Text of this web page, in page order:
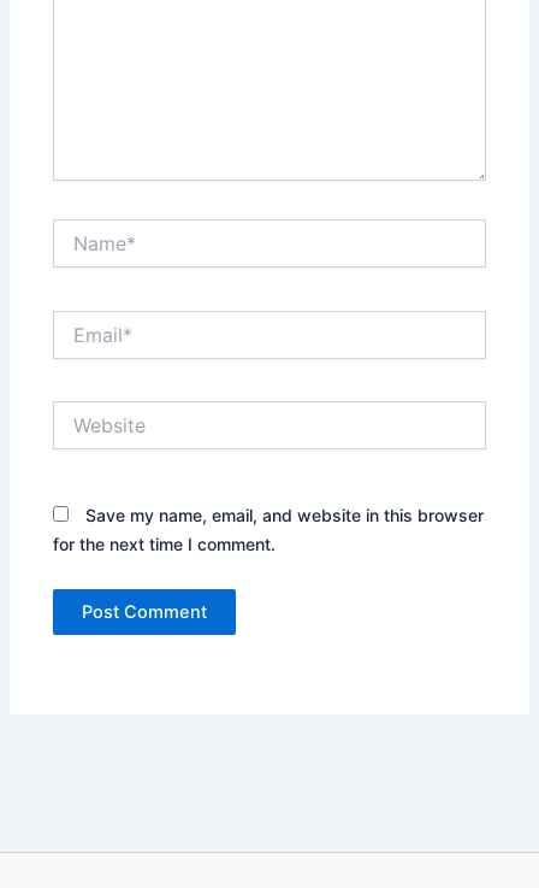
Save my name, email, and website in this browser
for the next time I comment.